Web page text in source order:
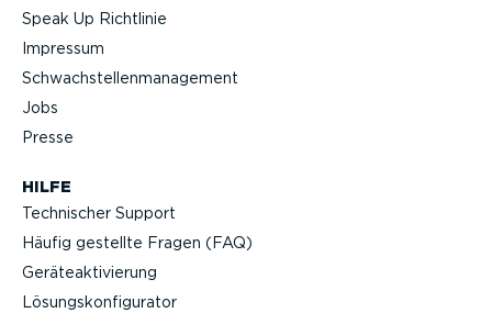
HILFE
Technischer Support
Häufig gestellte Fragen (FAQ)
Geräteak­ti­vierung
Lösungs­kon­fi­gu­rator
Speak Up Richtlinie
Impressum
Schwach­stel­len­ma­nagement
Jobs
Presse